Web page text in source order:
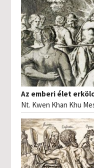
Az emberi élet
Nt. Kwen Khan Khu